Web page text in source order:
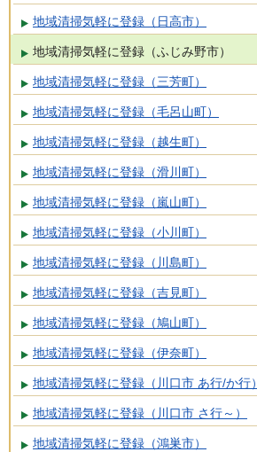
地域清掃気軽に登録（日高市）
地域清掃気軽に登録（ふじみ野市）
地域清掃気軽に登録（三芳町）
地域清掃気軽に登録（毛呂山町）
地域清掃気軽に登録（越生町）
地域清掃気軽に登録（滑川町）
地域清掃気軽に登録（嵐山町）
地域清掃気軽に登録（小川町）
地域清掃気軽に登録（川島町）
地域清掃気軽に登録（吉見町）
地域清掃気軽に登録（鳩山町）
地域清掃気軽に登録（伊奈町）
地域清掃気軽に登録（川口市 あ行/か行）
地域清掃気軽に登録（川口市 さ行～）
地域清掃気軽に登録（鴻巣市）